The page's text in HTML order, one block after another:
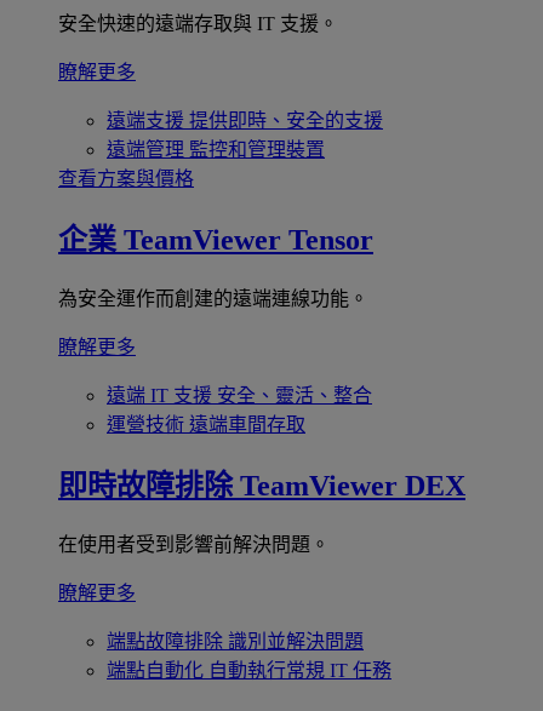
安全快速的遠端存取與 IT 支援。
瞭解更多
遠端支援 提供即時、安全的支援
遠端管理 監控和管理裝置
查看方案與價格
企業 TeamViewer Tensor
為安全運作而創建的遠端連線功能。
瞭解更多
遠端 IT 支援 安全、靈活、整合
運營技術 遠端車間存取
即時故障排除 TeamViewer DEX
在使用者受到影響前解決問題。
瞭解更多
端點故障排除 識別並解決問題
端點自動化 自動執行常規 IT 任務